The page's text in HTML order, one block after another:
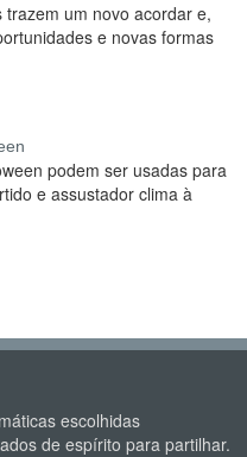
trazem um novo acordar e,
e novas formas
podem ser usadas para
e assustador clima à
escolhidas
de espírito para partilhar.